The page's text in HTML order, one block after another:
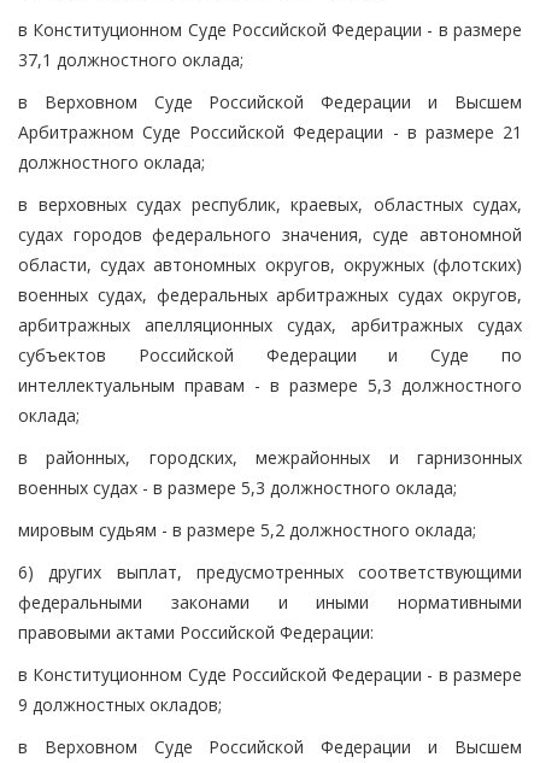
в Конституционном Суде Российской Федерации - в размере
37,1 должностного оклада;
в Верховном Суде Российской Федерации и Высшем
Арбитражном Суде Российской Федерации - в размере 21
должностного оклада;
в верховных судах республик, краевых, областных судах,
судах городов федерального значения, суде автономной
области, судах автономных округов, окружных (флотских)
военных судах, федеральных арбитражных судах округов,
арбитражных апелляционных судах, арбитражных судах
субъектов Российской Федерации и Суде по
интеллектуальным правам - в размере 5,3 должностного
оклада;
в районных, городских, межрайонных и гарнизонных
военных судах - в размере 5,3 должностного оклада;
мировым судьям - в размере 5,2 должностного оклада;
6) других выплат, предусмотренных соответствующими
федеральными законами и иными нормативными
правовыми актами Российской Федерации:
в Конституционном Суде Российской Федерации - в размере
9 должностных окладов;
в Верховном Суде Российской Федерации и Высшем